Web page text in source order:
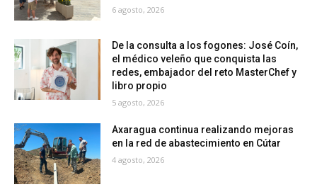
6 agosto, 2026
De la consulta a los fogones: José Coín,
el médico veleño que conquista las
redes, embajador del reto MasterChef y
libro propio
5 agosto, 2026
Axaragua continua realizando mejoras
en la red de abastecimiento en Cútar
4 agosto, 2026